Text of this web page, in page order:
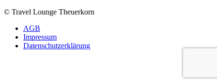
© Travel Lounge Theuerkorn
AGB
Impressum
Datenschutzerklärung